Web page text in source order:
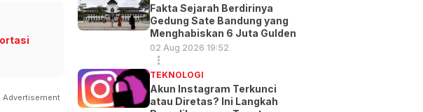
Advertisement
Fakta Sejarah Berdirinya
Gedung Sate Bandung yang
Menghabiskan 6 Juta Gulden
02 Aug 2026 19:52
TEKNOLOGI
Akun Instagram Terkunci
atau Diretas? Ini Langkah